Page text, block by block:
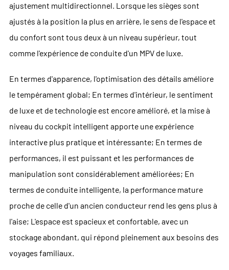
ajustement multidirectionnel. Lorsque les sièges sont
ajustés à la position la plus en arrière, le sens de l'espace et
du confort sont tous deux à un niveau supérieur, tout
comme l'expérience de conduite d'un MPV de luxe.
En termes d'apparence, l'optimisation des détails améliore
le tempérament global; En termes d'intérieur, le sentiment
de luxe et de technologie est encore amélioré, et la mise à
niveau du cockpit intelligent apporte une expérience
interactive plus pratique et intéressante; En termes de
performances, il est puissant et les performances de
manipulation sont considérablement améliorées; En
termes de conduite intelligente, la performance mature
proche de celle d'un ancien conducteur rend les gens plus à
l'aise; L'espace est spacieux et confortable, avec un
stockage abondant, qui répond pleinement aux besoins des
voyages familiaux.